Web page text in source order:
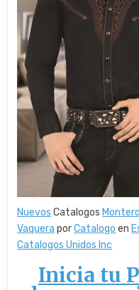
Nuevos Catalogos Montero
Vaquera porCatalogo en
Catalogos Unidos Inc
Inicia tu